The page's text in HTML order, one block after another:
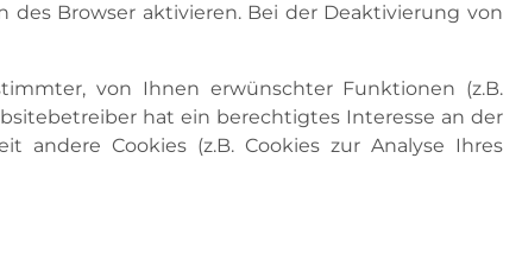
Browser aktivieren. Bei der Deaktivierung von
von Ihnen erwünschter Funktionen (z.B.
hat ein berechtigtes Interesse an der
andere Cookies (z.B. Cookies zur Analyse Ihres